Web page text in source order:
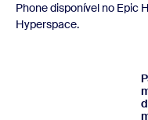
Phone disponível no Epic
Hyperspace.